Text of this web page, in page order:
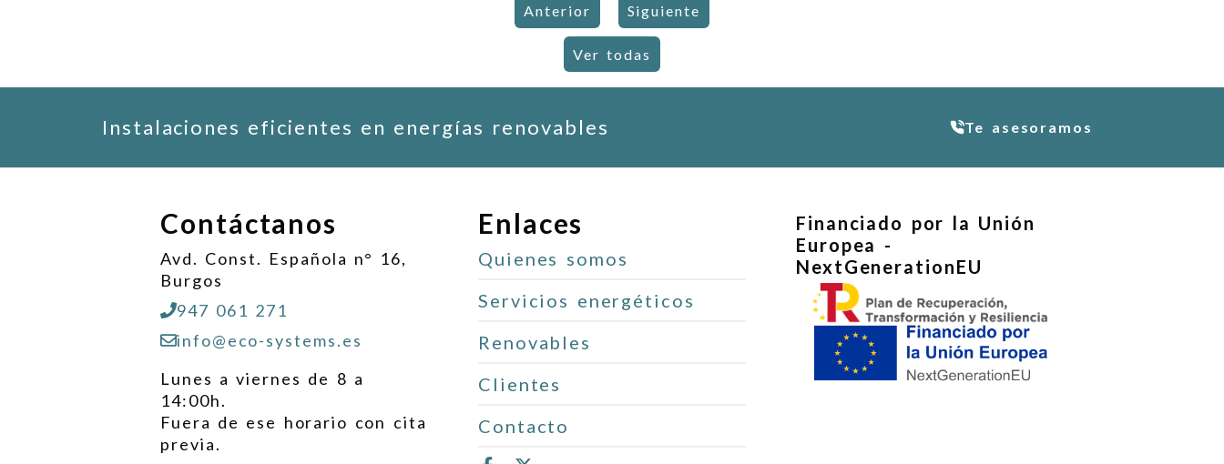
Anterior Siguiente
Ver todas
Instalaciones eficientes en energías renovables Te asesoramos
Contáctanos
Avd. Const. Española n° 16,
Burgos
947 061 271
info@eco-systems.es
Lunes a viernes de 8 a
14:00h.
Fuera de ese horario con cita
previa.
Enlaces
Quienes somos
Servicios energéticos
Renovables
Clientes
Contacto
Financiado por la Unión
Europea -
NextGenerationEU